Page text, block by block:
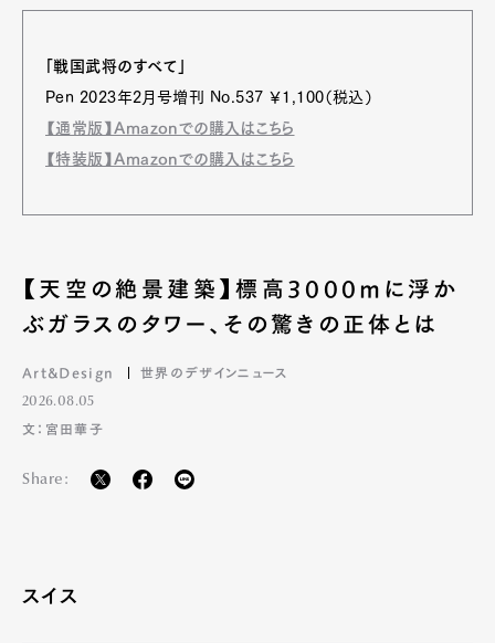
「戦国武将のすべて」
Pen 2023年2月号増刊 No.537 ￥1,100（税込）
【通常版】Amazonでの購入はこちら
【特装版】Amazonでの購入はこちら
【天空の絶景建築】標高3000mに浮か
ぶガラスのタワー、その驚きの正体とは
Art&Design 世界のデザインニュース
2026.08.05
文：宮田華子
Share:
スイス